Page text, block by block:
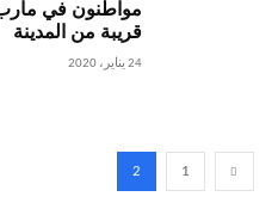
مواطنون في
قريبة من المدينة
24 يناير، 2020
1
2